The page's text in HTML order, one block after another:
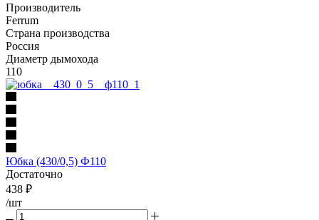
Производитель
Ferrum
Страна производства
Россия
Диаметр дымохода
110
Юбка (430/0,5) Ф110
Достаточно
438 ₽
/шт